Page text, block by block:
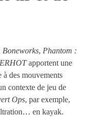
Boneworks, Phantom :
apportent une
à des mouvements
contexte de jeu de
Ops, par exemple,
en kayak.